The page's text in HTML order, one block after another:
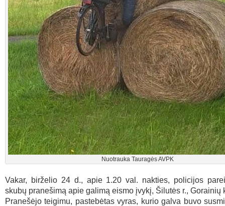
Nuotrauka Tauragės AVPK
Vakar, birželio 24 d., apie 1.20 val. nakties, policijos
skubų pranešimą apie galimą eismo įvykį, Šilutės r., Gorainių
Pranešėjo teigimu, pastebėtas vyras, kurio galva buvo